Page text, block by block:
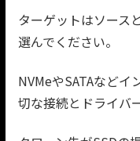
ターゲットはソース
選んでください。
NVMeやSATAなど
切な接続とドライバ